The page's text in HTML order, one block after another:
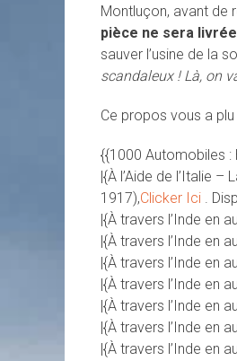
Montluçon, avant de
pièce ne sera livrée
sauver l’usine de la
scandaleux ! Là, on
Ce propos vous a
{{1000 Automobiles :
|{À l’Aide de l’Italie
1917),Clicker Ici .
|{À travers l’Inde en
|{À travers l’Inde en
|{À travers l’Inde en
|{À travers l’Inde en
|{À travers l’Inde en
|{À travers l’Inde en
|{À travers l’Inde en